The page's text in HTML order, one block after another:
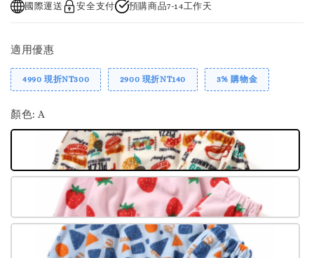
國際運送 安全支付 預購商品7-14工作天
適用優惠
4990 現折NT300 2900 現折NT140 3% 購物金
顏色: A